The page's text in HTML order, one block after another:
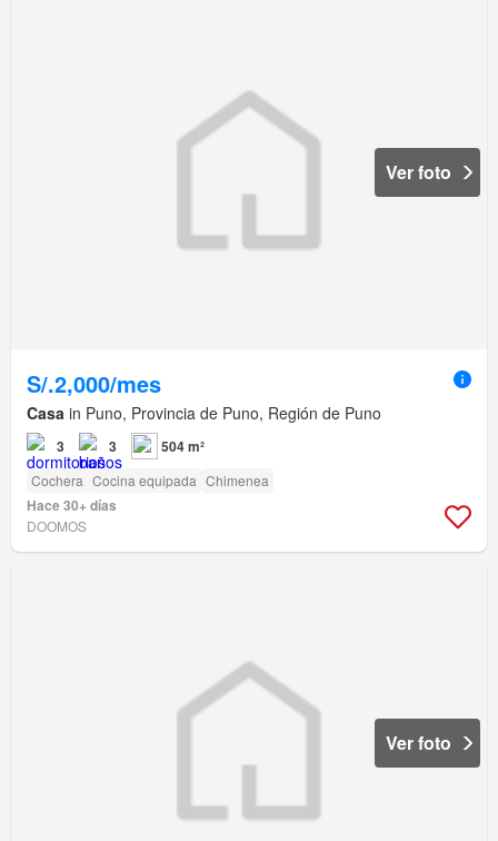
Ver foto
S/.2,000/mes
Casa in Puno, Provincia de Puno, Región de Puno
3 3 504 m²
Cochera Cocina equipada Chimenea
Hace 30+ días
DOOMOS
Ver foto